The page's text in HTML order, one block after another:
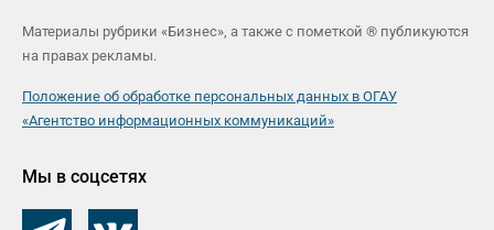
Материалы рубрики «Бизнес», а также с пометкой ® публикуются
на правах рекламы.
Положение об обработке персональных данных в ОГАУ
«Агентство информационных коммуникаций»
Мы в соцсетях